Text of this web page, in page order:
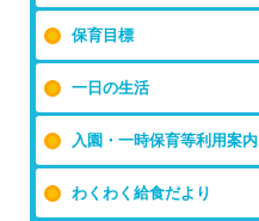
保育目標
一日の生活
入園・一時保育等利用案内
わくわく給食だより